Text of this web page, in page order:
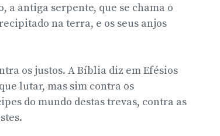
a antiga serpente, que se chama o
na terra, e os seus anjos
os justos. A Bíblia diz em Efésios
lutar, mas sim contra os
do mundo destas trevas, contra as